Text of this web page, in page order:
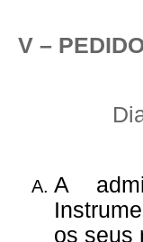
V –
A
os seus